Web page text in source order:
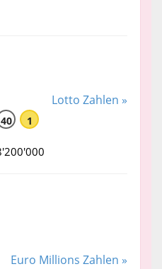
Lotto Zahlen »
40 1
Euro Millions Zahlen »